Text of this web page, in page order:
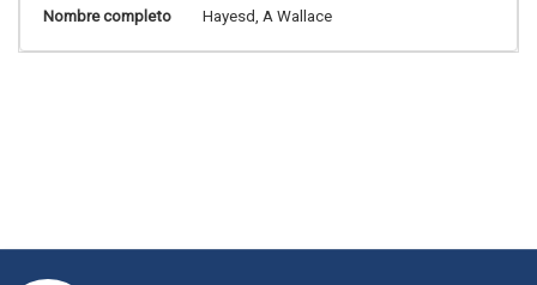
Nombre completo Hayesd, A Wallace